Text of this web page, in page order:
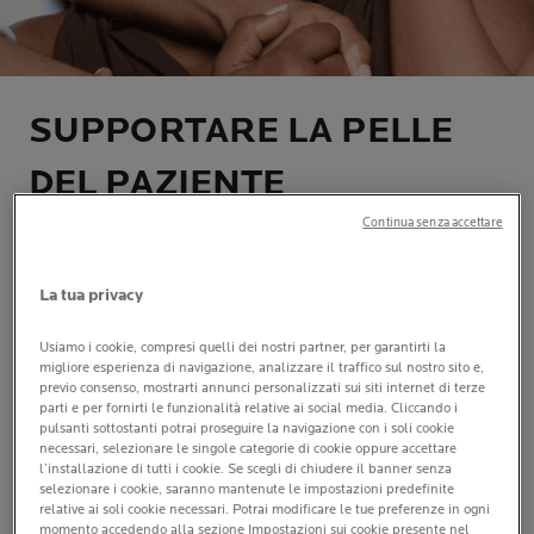
SUPPORTARE LA PELLE
DEL PAZIENTE
ONCOLOGICO: BISOGNI E
TRATTAMENTI
| By La Roche-Posay| 04 novembre 2025
Le terapie oncologiche possono rendere la pelle
fragilizzata, piùsecca, con maggioresensibilitàe
arrossamenti. In questo contesto, la priorità è costruire
unaroutine essenzialeadalta tollerabilitàche
favoriscacomfortquotidiano e sostenga labarriera
La tua privacy
Usiamo i cookie, compresi quelli dei nostri partner, per garantirti la
migliore esperienza di navigazione, analizzare il traffico sul nostro sito e,
previo consenso, mostrarti annunci personalizzati sui siti internet di terze
parti e per fornirti le funzionalità relative ai social media. Cliccando i
pulsanti sottostanti potrai proseguire la navigazione con i soli cookie
necessari, selezionare le singole categorie di cookie oppure accettare
l’installazione di tutti i cookie. Se scegli di chiudere il banner senza
selezionare i cookie, saranno mantenute le impostazioni predefinite
relative ai soli cookie necessari. Potrai modificare le tue preferenze in ogni
momento accedendo alla sezione Impostazioni sui cookie presente nel
Continua senza accettare